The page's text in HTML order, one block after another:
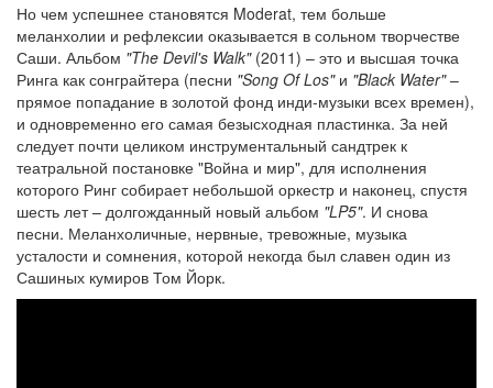
Но чем успешнее становятся Moderat, тем больше
меланхолии и рефлексии оказывается в сольном творчестве
Саши. Альбом "The Devil's Walk"(2011) – это и высшая точка
Ринга как сонграйтера (песни "Song Of Los"и "Black Water"–
прямое попадание в золотой фонд инди-музыки всех времен),
и одновременно его самая безысходная пластинка. За ней
следует почти целиком инструментальный сандтрек к
театральной постановке "Война и мир", для исполнения
которого Ринг собирает небольшой оркестр и наконец, спустя
шесть лет – долгожданный новый альбом "LP5". И снова
песни. Меланхоличные, нервные, тревожные, музыка
усталости и сомнения, которой некогда был славен один из
Сашиных кумиров Том Йорк.